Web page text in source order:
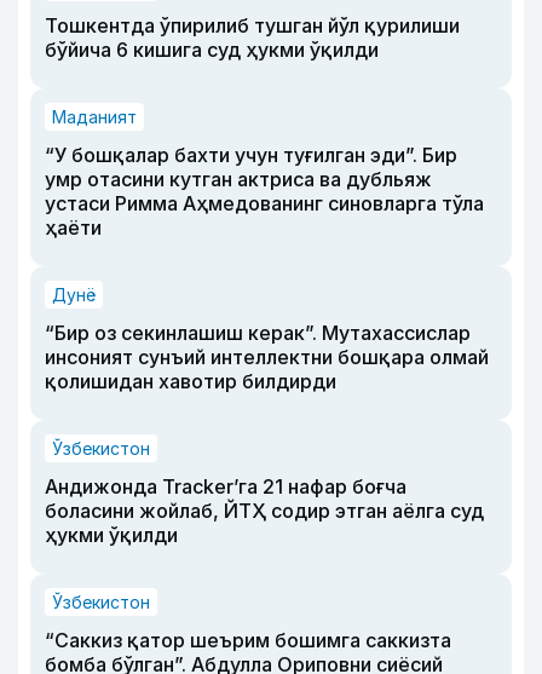
Тошкентда ўпирилиб тушган йўл қурилиши
бўйича 6 кишига суд ҳукми ўқилди
Маданият
“У бошқалар бахти учун туғилган эди”. Бир
умр отасини кутган актриса ва дубльяж
устаси Римма Аҳмедованинг синовларга тўла
ҳаёти
Дунё
“Бир оз секинлашиш керак”. Мутахассислар
инсоният сунъий интеллектни бошқара олмай
қолишидан хавотир билдирди
Ўзбекистон
Андижонда Tracker’га 21 нафар боғча
боласини жойлаб, ЙТҲ содир этган аёлга суд
ҳукми ўқилди
Ўзбекистон
“Саккиз қатор шеърим бошимга саккизта
бомба бўлган”. Абдулла Ориповни сиёсий